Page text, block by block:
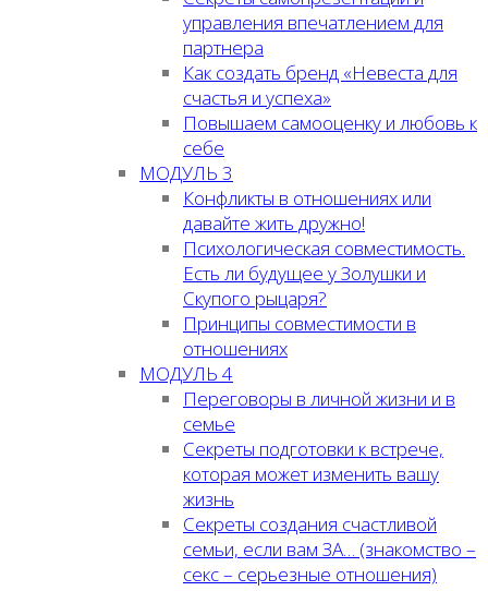
управления впечатлением для
партнера
Как создать бренд «Невеста для
счастья и успеха»
Повышаем самооценку и любовь к
себе
МОДУЛЬ 3
Конфликты в отношениях или
давайте жить дружно!
Психологическая совместимость.
Есть ли будущее у Золушки и
Скупого рыцаря?
Принципы совместимости в
отношениях
МОДУЛЬ 4
Переговоры в личной жизни и в
семье
Секреты подготовки к встрече,
которая может изменить вашу
жизнь
Секреты создания счастливой
семьи, если вам ЗА… (знакомство –
секс – серьезные отношения)